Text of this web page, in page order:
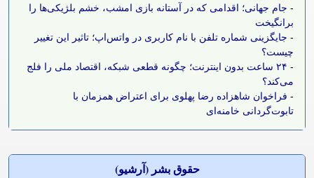
- جام جهانی؛ اقدامی که در آستانه بازی امشب، خشم بلژیکی‌ها را
برانگیخت
- جایگزینی شماره تلفن با نام کاربری در واتس‌اپ؛ تاثیر این تغییر
چیست؟
-
۲۴ ساعت بدون اینترنت؛ چگونه قطعی شبکه، اقتصاد ملی را فلج
می‌کند؟
- فراخوان شاهزاده رضا پهلوی برای اعتراض همزمان با
تابوت‌گردانی خامنه‌ای
حقوق بشر (آرشيو)